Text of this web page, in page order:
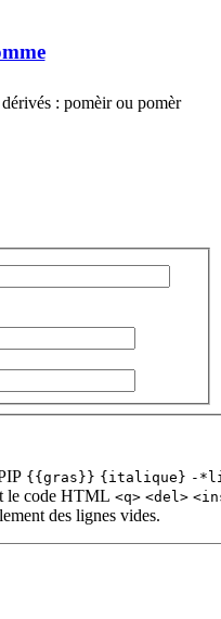
: pomèir ou pomèr
{{gras}} {italique} -
le code HTML <q> <del>
des lignes vides.